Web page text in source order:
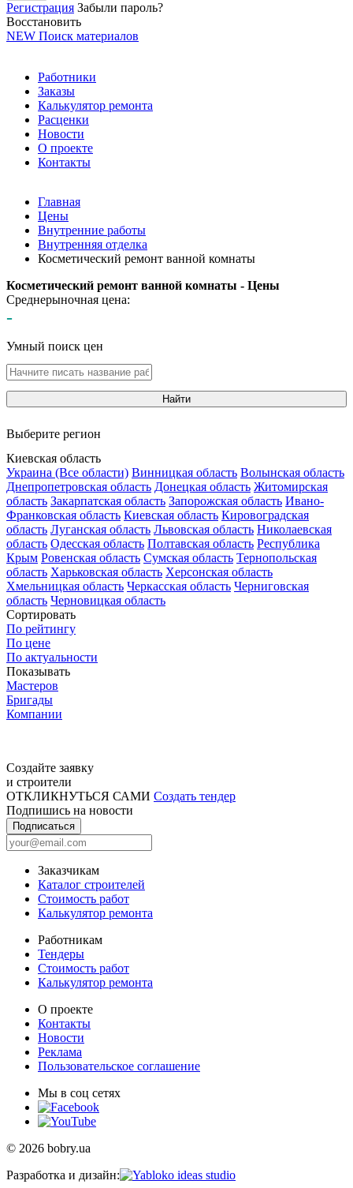
Регистрация Забыли пароль?
Восстановить
NEW Поиск материалов
Работники
Заказы
Калькулятор ремонта
Расценки
Новости
О проекте
Контакты
Главная
Цены
Внутренние работы
Внутренняя отделка
Косметический ремонт ванной комнаты
Косметический ремонт ванной комнаты - Цены
Среднерыночная цена:
-
Умный поиск цен
Найти
Выберите регион
Киевская область
Украина (Все области) Винницкая область Волынская область
Днепропетровская область Донецкая область Житомирская
область Закарпатская область Запорожская область Ивано-
Франковская область Киевская область Кировоградская
область Луганская область Львовская область Николаевская
область Одесская область Полтавская область Республика
Крым Ровенская область Сумская область Тернопольская
область Харьковская область Херсонская область
Хмельницкая область Черкасская область Черниговская
область Черновицкая область
Сортировать
По рейтингу
По цене
По актуальности
Показывать
Мастеров
Бригады
Компании
Создайте заявку
и строители
ОТКЛИКНУТЬСЯ САМИ Создать тендер
Подпишись на новости
Подписаться
Заказчикам
Каталог строителей
Стоимость работ
Калькулятор ремонта
Работникам
Тендеры
Стоимость работ
Калькулятор ремонта
О проекте
Контакты
Новости
Реклама
Пользовательское соглашение
Мы в соц сетях
© 2026 bobry.ua
Разработка и дизайн: